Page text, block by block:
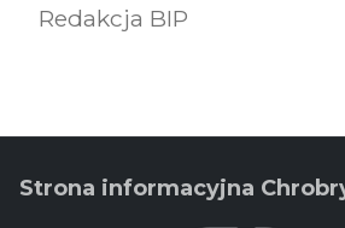
Redakcja BIP
Strona informacyjna